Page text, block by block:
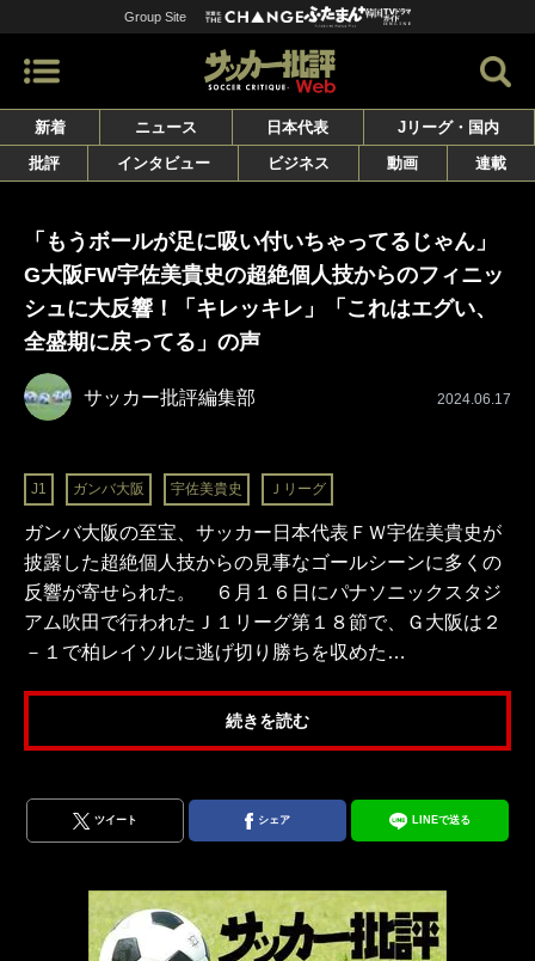
Group Site
新着 ニュース 日本代表
Jリーグ・国内
批評
インタビュー ビジネス 動画 連載
「もうボールが足に吸い付いちゃってるじゃん」
G大阪FW宇佐美貴史の超絶個人技からのフィニッ
シュに大反響！「キレッキレ」「これはエグい、
全盛期に戻ってる」の声
サッカー批評編集部 2024.06.17
J1 ガンバ大阪 宇佐美貴史 Ｊリーグ
ガンバ大阪の至宝、サッカー日本代表ＦＷ宇佐美貴史が
披露した超絶個人技からの見事なゴールシーンに多くの
反響が寄せられた。 ６月１６日にパナソニックスタジ
アム吹田で行われたＪ１リーグ第１８節で、Ｇ大阪は２
－１で柏レイソルに逃げ切り勝ちを収めた…
続きを読む
ツイート シェア LINEで送る